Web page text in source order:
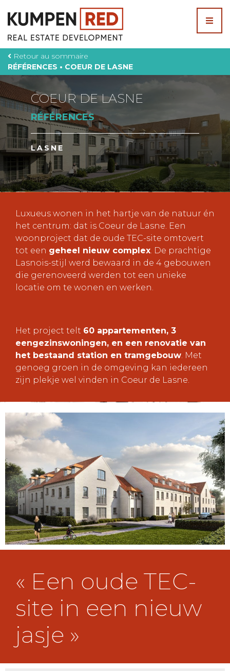
Retour au sommaire
RÉFÉRENCES • COEUR DE LASNE
COEUR DE LASNE
RÉFÉRENCES
LASNE
Luxueus wonen in het hartje van de natuur én
het centrum: dat is Coeur de Lasne. Een
woonproject dat de oude TEC-site omtovert
tot een geheel nieuw complex. De prachtige
Lasnois-stijl werd bewaard in de 4 gebouwen
die gerenoveerd werden tot een unieke
locatie om te wonen en werken.
Het project telt 60 appartementen, 3
eengezinswoningen, en een renovatie van
het bestaand station en tramgebouw. Met
genoeg groen in de omgeving kan iedereen
zijn plekje wel vinden in Coeur de Lasne.
« Een oude TEC-
site in een nieuw
jasje »